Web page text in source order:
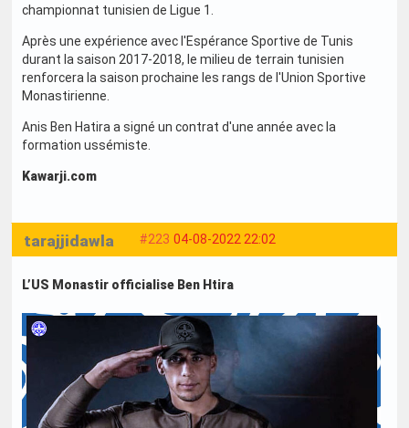
championnat tunisien de Ligue 1.
Après une expérience avec l'Espérance Sportive de Tunis
durant la saison 2017-2018, le milieu de terrain tunisien
renforcera la saison prochaine les rangs de l'Union Sportive
Monastirienne.
Anis Ben Hatira a signé un contrat d'une année avec la
formation ussémiste.
Kawarji.com
#223 04-08-2022 22:02
tarajjidawla
L’US Monastir officialise Ben Htira